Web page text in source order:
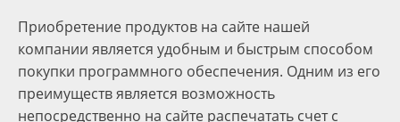
Приобретение продуктов на сайте нашей
компании является удобным и быстрым способом
покупки программного обеспечения. Одним из его
преимуществ является возможность
непосредственно на сайте распечатать счет с